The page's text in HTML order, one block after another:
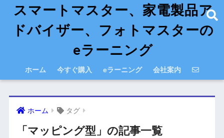
スマートマスター、家電製品ア
ドバイザー、フォトマスターの
eラーニング
ホーム 今すぐ購入 eラーニング 会社案内
ホーム タグ
「マッピング型」の記事一覧